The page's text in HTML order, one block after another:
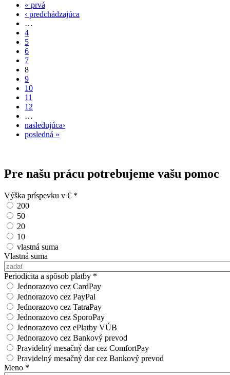
« prvá
‹ predchádzajúca
…
4
5
6
7
8
9
10
11
12
…
nasledujúca›
posledná »
Pre našu prácu potrebujeme vašu pomoc
Výška príspevku v € *
200
50
20
10
vlastná suma
Vlastná suma
Periodicita a spôsob platby *
Jednorazovo cez CardPay
Jednorazovo cez PayPal
Jednorazovo cez TatraPay
Jednorazovo cez SporoPay
Jednorazovo cez ePlatby VÚB
Jednorazovo cez Bankový prevod
Pravidelný mesačný dar cez ComfortPay
Pravidelný mesačný dar cez Bankový prevod
Meno *